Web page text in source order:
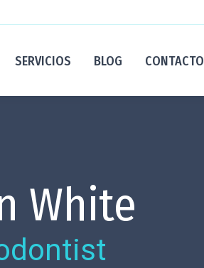
SERVICIOS BLOG CONTACTO
White